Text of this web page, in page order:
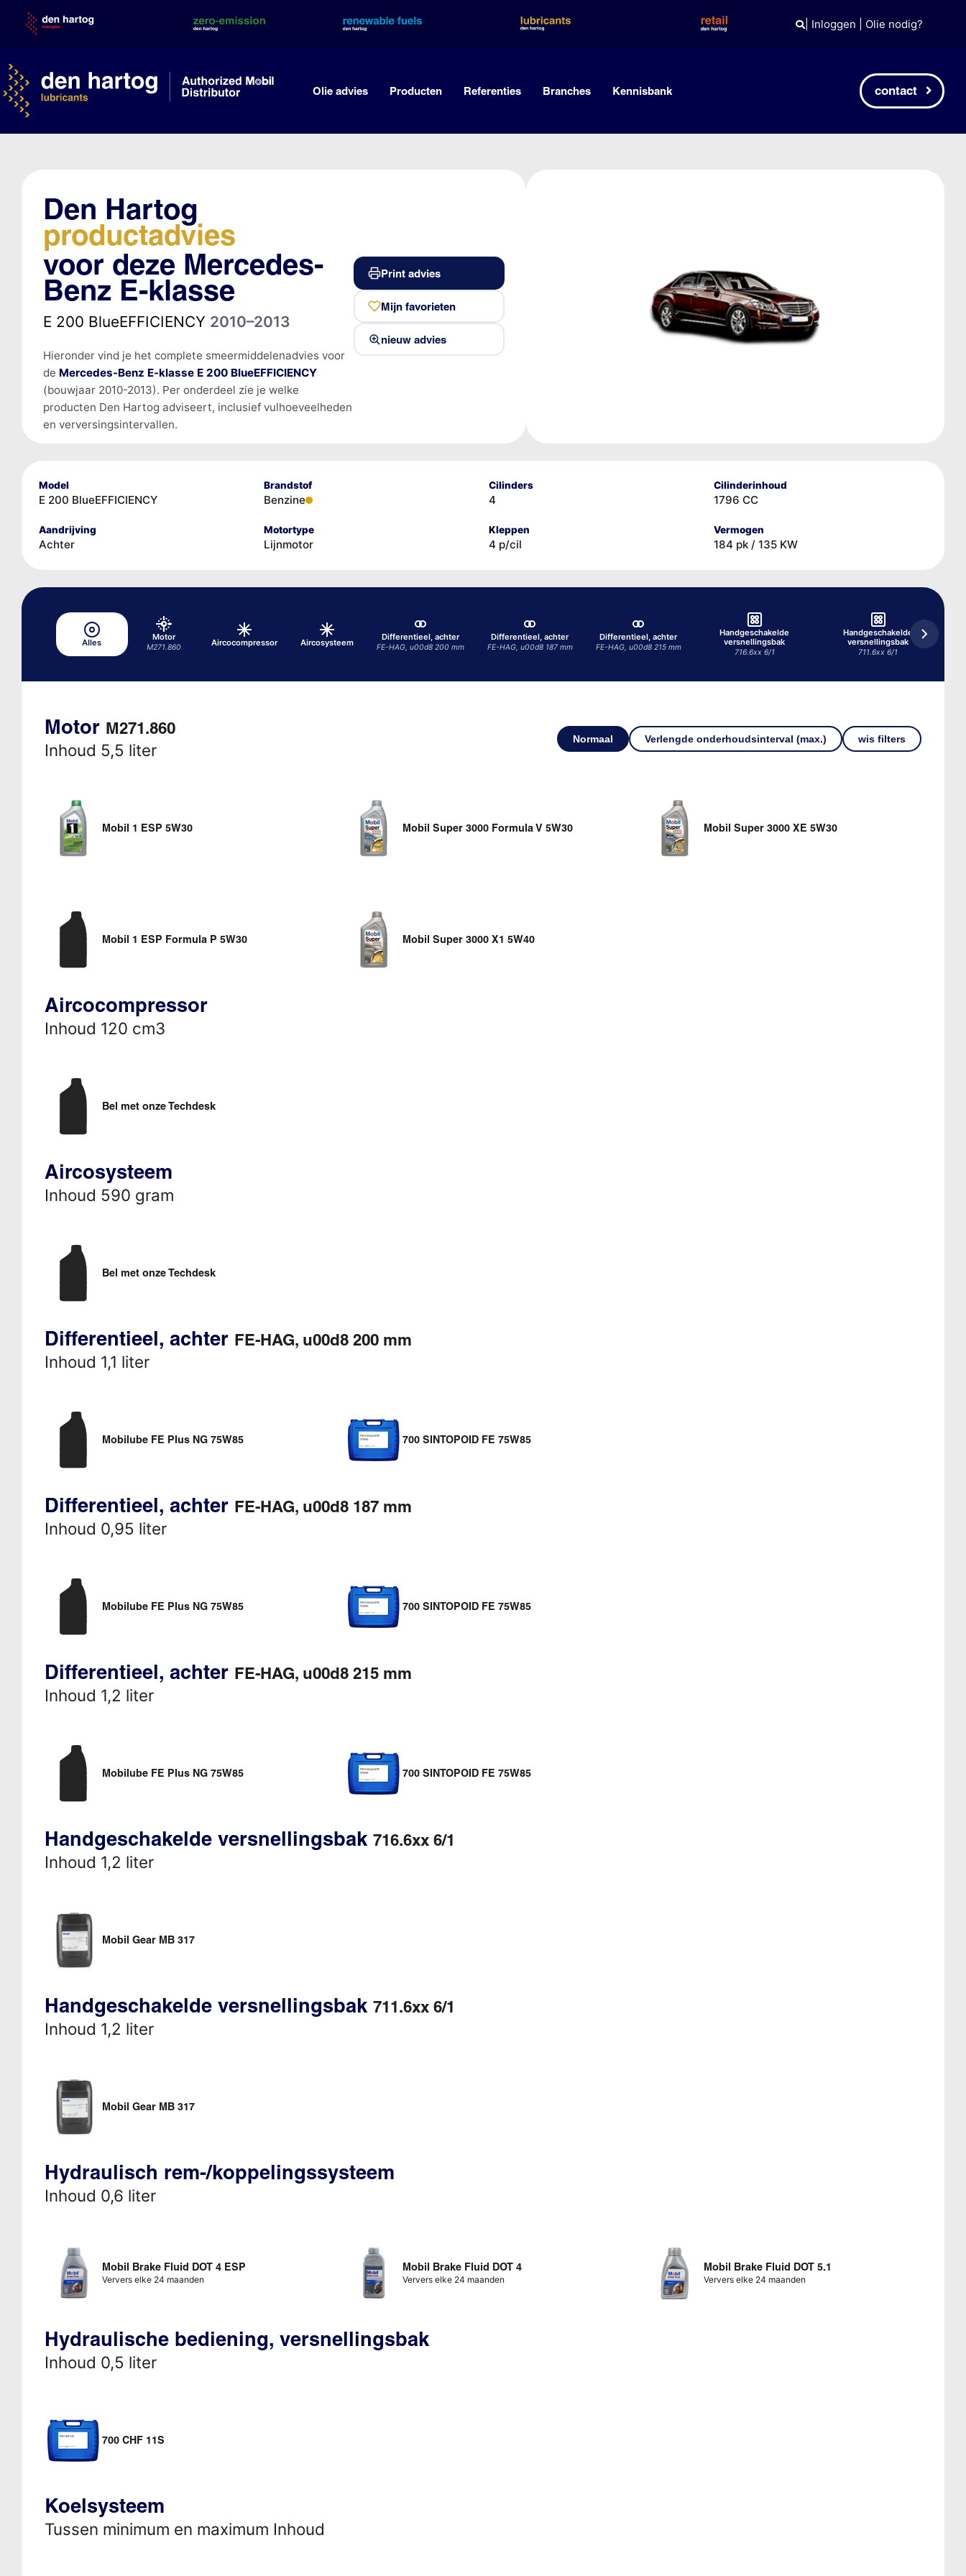
content
| Inloggen Olie nodig?
Olie advies Producten Referenties Branches Kennisbank contact
Den Hartog
productadvies
voor deze Mercedes-
Benz E-klasse
E 200 BlueEFFICIENCY 2010–2013
Hieronder vind je het complete smeermiddelenadvies voor
de Mercedes-Benz E-klasse E 200 BlueEFFICIENCY
(bouwjaar 2010-2013). Per onderdeel zie je welke
producten Den Hartog adviseert, inclusief vulhoeveelheden
en verversingsintervallen.
Print advies
Mijn favorieten
nieuw advies
Model
E 200 BlueEFFICIENCY
Brandstof
Benzine
Cilinders
4
Cilinderinhoud
1796 CC
Aandrijving
Achter
Motortype
Lijnmotor
Kleppen
4 p/cil
Vermogen
184 pk / 135 KW
Alles
Motor
M271.860 Aircocompressor Aircosysteem
Differentieel, achter
FE-HAG, u00d8 200 mm
Differentieel, achter
FE-HAG, u00d8 187 mm
Differentieel, achter
FE-HAG, u00d8 215 mm
Handgeschakelde
versnellingsbak
716.6xx 6/1
Handgeschakelde
versnellingsbak
711.6xx 6/1
Motor M271.860
Inhoud 5,5 liter
Normaal Verlengde onderhoudsinterval (max.) wis filters
Mobil 1 ESP 5W30 Mobil Super 3000 Formula V 5W30 Mobil Super 3000 XE 5W30
Mobil 1 ESP Formula P 5W30 Mobil Super 3000 X1 5W40
Aircocompressor
Inhoud 120 cm3
Bel met onze Techdesk
Aircosysteem
Inhoud 590 gram
Bel met onze Techdesk
Differentieel, achter FE-HAG, u00d8 200 mm
Inhoud 1,1 liter
Mobilube FE Plus NG 75W85 700 SINTOPOID FE 75W85
Differentieel, achter FE-HAG, u00d8 187 mm
Inhoud 0,95 liter
Mobilube FE Plus NG 75W85 700 SINTOPOID FE 75W85
Differentieel, achter FE-HAG, u00d8 215 mm
Inhoud 1,2 liter
Mobilube FE Plus NG 75W85 700 SINTOPOID FE 75W85
Handgeschakelde versnellingsbak 716.6xx 6/1
Inhoud 1,2 liter
Mobil Gear MB 317
Handgeschakelde versnellingsbak 711.6xx 6/1
Inhoud 1,2 liter
Mobil Gear MB 317
Hydraulisch rem-/koppelingssysteem
Inhoud 0,6 liter
Mobil Brake Fluid DOT 4 ESP
Ververs elke 24 maanden
Mobil Brake Fluid DOT 4
Ververs elke 24 maanden
Mobil Brake Fluid DOT 5.1
Ververs elke 24 maanden
Hydraulische bediening, versnellingsbak
Inhoud 0,5 liter
700 CHF 11S
Koelsysteem
Tussen minimum en maximum Inhoud